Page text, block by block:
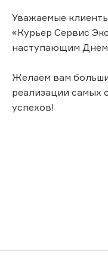
Уважаемые
«Курьер Сервис
наступающим Днем
Желаем вам
реализации самых
успехов!